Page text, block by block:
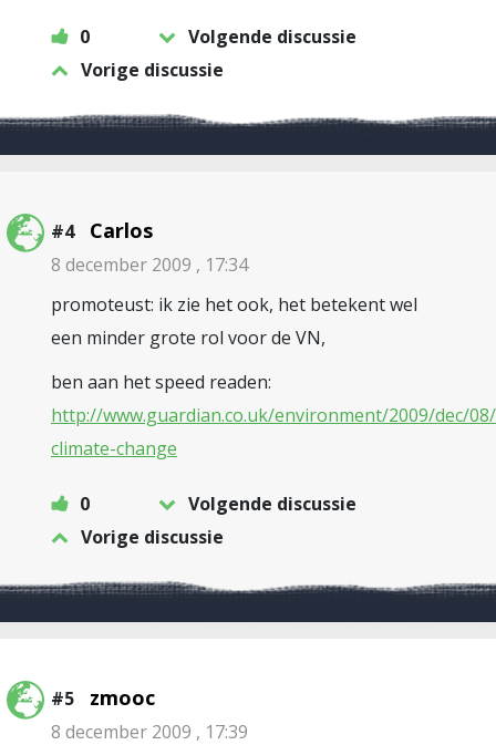
0
Volgende discussie
Vorige discussie
#4 Carlos
8 december 2009 , 17:34
promoteust: ik zie het ook, het betekent wel
een minder grote rol voor de VN,
ben aan het speed readen:
http://www.guardian.co.uk/environment/2009/dec/
climate-change
0
Volgende discussie
Vorige discussie
#5 zmooc
8 december 2009 , 17:39